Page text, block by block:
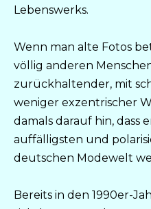
Lebenswerks.
Wenn man alte Fotos
völlig anderen
zurückhaltender, mit
weniger exzentrischer
damals darauf hin, dass
auffälligsten und
deutschen Modewelt
Bereits in den 1990er-